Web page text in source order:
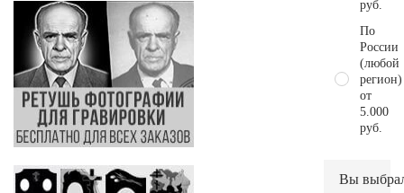
руб.
По
России
(любой
регион)
от
5.000
руб.
Вы